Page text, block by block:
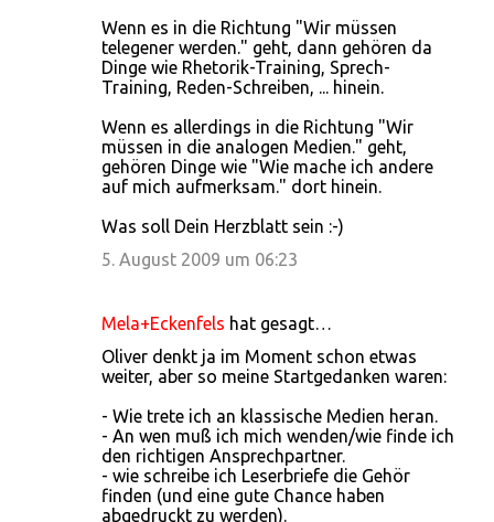
Wenn es in die Richtung "Wir müssen
telegener werden." geht, dann gehören da
Dinge wie Rhetorik-Training, Sprech-
Training, Reden-Schreiben, ... hinein.
Wenn es allerdings in die Richtung "Wir
müssen in die analogen Medien." geht,
gehören Dinge wie "Wie mache ich andere
auf mich aufmerksam." dort hinein.
Was soll Dein Herzblatt sein :-)
5. August 2009 um 06:23
Mela+Eckenfels hat gesagt…
Oliver denkt ja im Moment schon etwas
weiter, aber so meine Startgedanken waren:
- Wie trete ich an klassische Medien heran.
- An wen muß ich mich wenden/wie finde ich
den richtigen Ansprechpartner.
- wie schreibe ich Leserbriefe die Gehör
finden (und eine gute Chance haben
abgedruckt zu werden).